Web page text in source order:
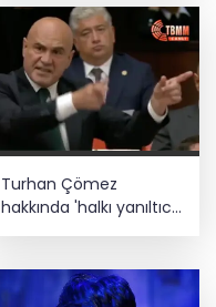
Turhan Çömez
hakkında 'halkı yanıltıcı